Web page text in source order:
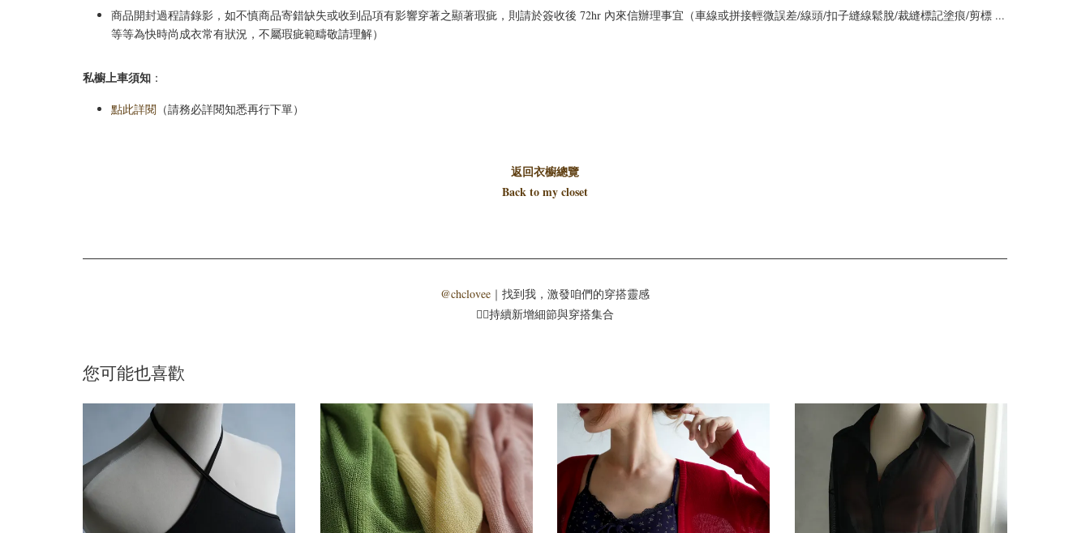
商品開封過程請錄影，如不慎商品寄錯缺失或收到品項有影響穿著之顯著瑕疵，則請於簽收後 72hr 內來信辦理事宜（車線或拼接輕微誤差/線頭/扣子縫線鬆脫/裁縫標記塗痕/剪標 ...
等等為快時尚成衣常有狀況，不屬瑕疵範疇敬請理解）
私櫥上車須知 ：
點此詳閱 （請務必詳閱知悉再行下單）
返回衣櫥總覽
Back to my closet
@chclovee ｜找到我，激發咱們的穿搭靈感
☝🏻持續新增細節與穿搭集合
您可能也喜歡